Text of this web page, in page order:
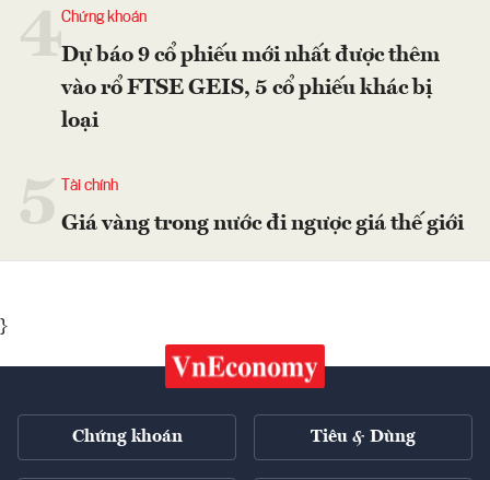
4Chứng khoán
Dự báo 9 cổ phiếu mới nhất được thêm
vào rổ FTSE GEIS, 5 cổ phiếu khác bị
loại
Tài chính
Giá vàng trong nước đi ngược giá thế giới
}
Chứng khoán Tiêu & Dùng